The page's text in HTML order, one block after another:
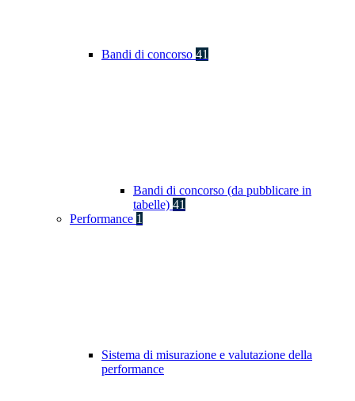
Bandi di concorso 41
Bandi di concorso (da pubblicare in
tabelle) 41
Performance 1
Sistema di misurazione e valutazione della
performance